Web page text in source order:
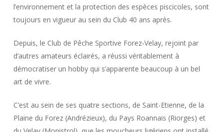
l’environnement et la protection des espèces piscicoles, sont
toujours en vigueur au sein du Club 40 ans après.
Depuis, le Club de Pêche Sportive Forez-Velay, rejoint par
d’autres amateurs éclairés, a réussi véritablement à
démocratiser un hobby qui s’apparente beaucoup à un bel
art de vivre.
C’est au sein de ses quatre sections, de Saint-Etienne, de la
Plaine du Forez (Andrézieux), du Pays Roannais (Riorges) et